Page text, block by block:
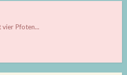
Pfoten...